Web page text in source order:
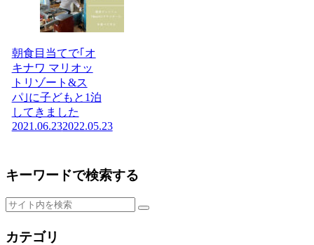
朝食目当てで｢オ
キナワ マリオッ
トリゾート&ス
パ｣に子どもと1泊
してきました
2021.06.232022.05.23
キーワードで検索する
カテゴリ